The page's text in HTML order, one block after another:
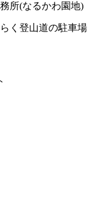
所(なるかわ園地)
らく登山道の駐車場